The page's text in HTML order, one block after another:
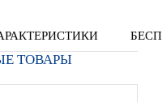
ТОВАРЫ